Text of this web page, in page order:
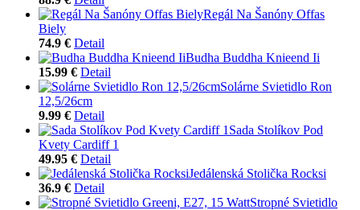
Regál Na Šanóny Offas
Biely
74.9 € Detail
Budha Buddha Knieend Ii
15.99 € Detail
Solárne Svietidlo Ron
12,5/26cm
9.99 € Detail
Sada Stolíkov Pod
Kvety Cardiff 1
49.95 € Detail
Jedálenská Stolička Rocksi
36.9 € Detail
Stropné Svietidlo